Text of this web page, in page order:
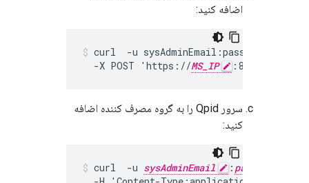
اضافه کنید:
curl  -u sysAdminEmail:passWord -H
  -X POST 'https://
MS_IP :8080/v1/
سرور Qpid را به گروه مصرف کننده اضافه
کنید:
curl  -u sysAdminEmail : passWord